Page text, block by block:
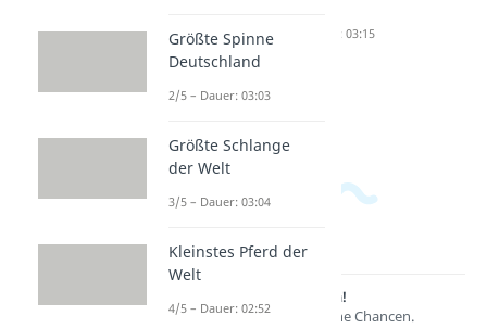
hat die
meisten
Wörter?
Dauer: 03:15
Lernen lohnt sich!
Entdecke hier deine Chancen.
Größte Spinne
Deutschland
2/5 – Dauer: 03:03
Größte Schlange
der Welt
3/5 – Dauer: 03:04
Kleinstes Pferd der
Welt
4/5 – Dauer: 02:52